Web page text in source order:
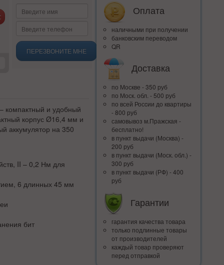
ПЕРЕЗВОНИТЕ МНЕ
компактный и удобный
корпус Ø16,4 мм и
аккумулятор на 350
II – 0,2 Нм для
6 длинных 45 мм
бит
Оплата
наличными при получении
банковским переводом
QR
Доставка
по Москве - 350 руб
по Моск. обл. - 500 руб
по всей Росcии до квартиры
- 800 руб
самовывоз м.Пражская -
бесплатно!
в пункт выдачи (Москва) -
200 руб
в пункт выдачи (Моск. обл.) -
300 руб
в пункт выдачи (РФ) - 400
руб
Гарантии
гарантия качества товара
только подлинные товары
от производителей
каждый товар проверяют
перед отправкой